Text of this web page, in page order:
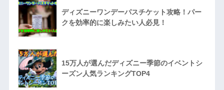
ディズニーワンデーパスチケット攻略！パー
クを効率的に楽しみたい人必見！
15万人が選んだディズニー季節のイベントシ
ーズン人気ランキングTOP4